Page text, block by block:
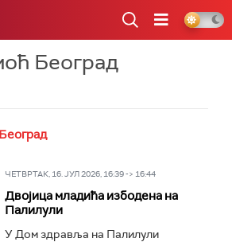
Београд
ЧЕТВРТАК, 16. ЈУЛ 2026, 16:39 -> 16:44
Двојица младића избодена на
Палилули
У Дом здравља на Палилули